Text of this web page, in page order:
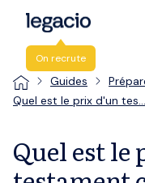
On recrute
Guides
Quel est le prix d'un tes…
Quel est